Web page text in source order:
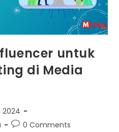
untuk
di Media
2024
Post0 Comments